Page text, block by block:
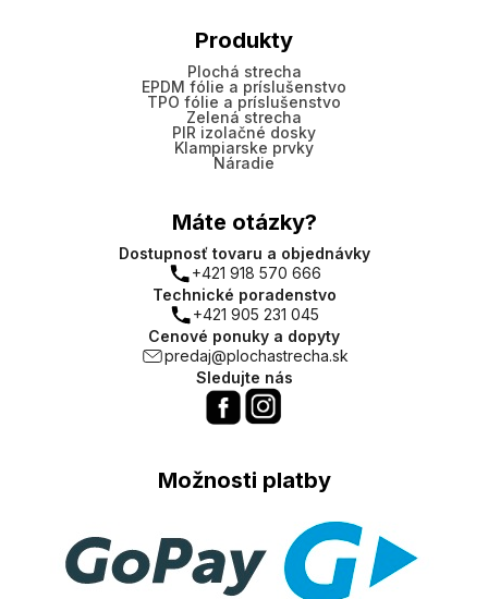
Produkty
Plochá strecha
EPDM fólie a príslušenstvo
TPO fólie a príslušenstvo
Zelená strecha
PIR izolačné dosky
Klampiarske prvky
Náradie
Máte otázky?
Dostupnosť tovaru a objednávky
+421 918 570 666
Technické poradenstvo
+421 905 231 045
Cenové ponuky a dopyty
predaj@plochastrecha.sk
Sledujte nás
Možnosti platby